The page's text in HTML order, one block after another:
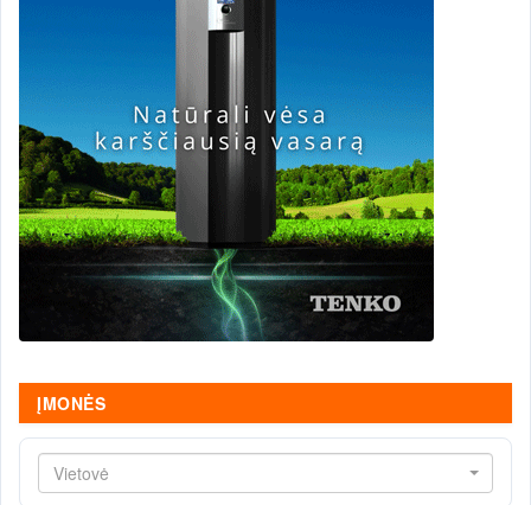
ĮMONĖS
Vietovė